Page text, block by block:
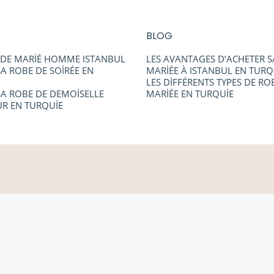
MARİÉ HOMME ISTANBUL
ROBE DE SOİRÉE EN
ROBE DE DEMOİSELLE
EN TURQUİE
BLOG
LES AVANTAGES D’ACHETER
MARİÉE À ISTANBUL EN
LES DİFFÉRENTS TYPES DE
MARİÉE EN TURQUİE